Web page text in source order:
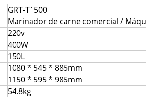
GRT-T1500
Marinador de carne comercial /
220v
400W
150L
1080 * 545 * 885mm
1150 * 595 * 985mm
54.8kg